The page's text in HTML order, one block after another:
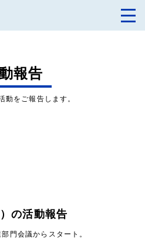
報告
動をご報告します。
の活動報告
門会議からスタート。